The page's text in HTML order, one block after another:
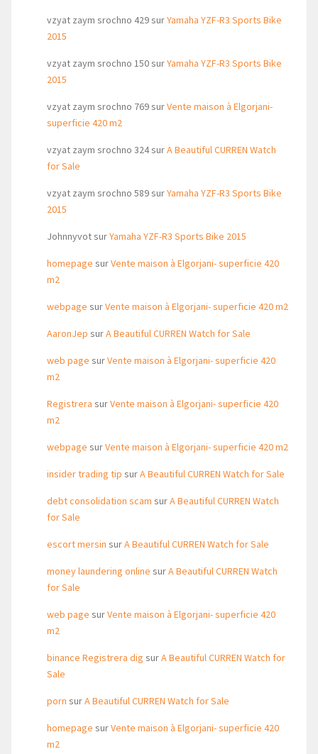
vzyat zaym srochno 429surYamaha YZF-R3 Sports Bike
2015
vzyat zaym srochno 150surYamaha YZF-R3 Sports Bike
2015
vzyat zaym srochno 769surVente maison à Elgorjani-
superficie 420 m2
vzyat zaym srochno 324surA Beautiful CURREN Watch
for Sale
vzyat zaym srochno 589surYamaha YZF-R3 Sports Bike
2015
JohnnyvotsurYamaha YZF-R3 Sports Bike 2015
homepage surVente maison à Elgorjani- superficie 420
m2
webpage surVente maison à Elgorjani- superficie 420 m2
AaronJep surA Beautiful CURREN Watch for Sale
web page surVente maison à Elgorjani- superficie 420
m2
Registrera surVente maison à Elgorjani- superficie 420
m2
webpage surVente maison à Elgorjani- superficie 420 m2
insider trading tip surA Beautiful CURREN Watch for Sale
debt consolidation scam surA Beautiful CURREN Watch
for Sale
escort mersin surA Beautiful CURREN Watch for Sale
money laundering online surA Beautiful CURREN Watch
for Sale
web page surVente maison à Elgorjani- superficie 420
m2
binance Registrera dig surA Beautiful CURREN Watch for
Sale
porn surA Beautiful CURREN Watch for Sale
homepage surVente maison à Elgorjani- superficie 420
m2